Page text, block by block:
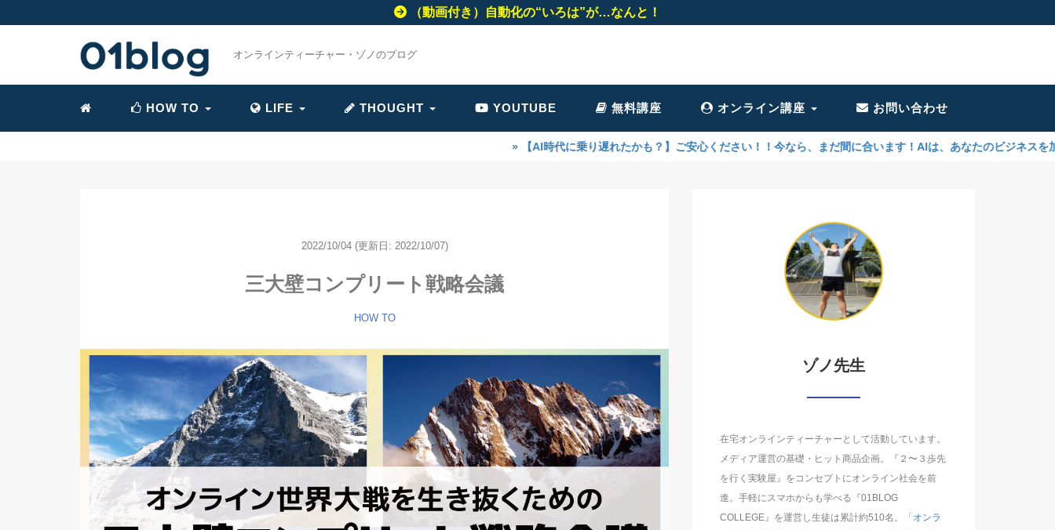
（動画付き）自動化の“いろは”が…なんと！
オンラインティーチャー・ゾノのブログ
HOW TO LIFE THOUGHT YOUTUBE 無料講座 オンライン講座 お問い合わせ
» 【AI時代に乗り遅れたかも？】ご安心ください！！今なら、まだ間に合います！AIは、あなたのビジネスを加速させるために
2022/10/04 (更新日: 2022/10/07)
三大壁コンプリート戦略会議
HOW TO
ゾノ先生
在宅オンラインティーチャーとして活動しています。
メディア運営の基礎・ヒット商品企画。『２〜３歩先
を行く実験屋』をコンセプトにオンライン社会を前
進。手軽にスマホからも学べる『01BLOG
COLLEGE』を運営し生徒は累計約510名。「 オンラ